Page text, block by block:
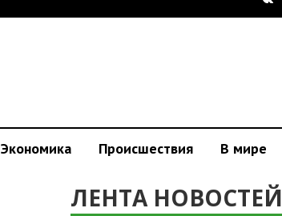
Экономика Происшествия В мире
ЛЕНТА НОВОСТЕЙ